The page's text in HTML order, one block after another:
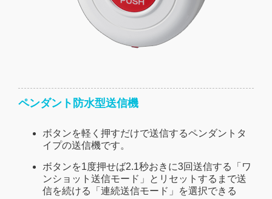
ペンダント防水型送信機
ボタンを軽く押すだけで送信するペンダントタ
イプの送信機です。
ボタンを1度押せば2.1秒おきに3回送信する「ワ
ンショット送信モード」とリセットするまで送
信を続ける「連続送信モード」を選択できる